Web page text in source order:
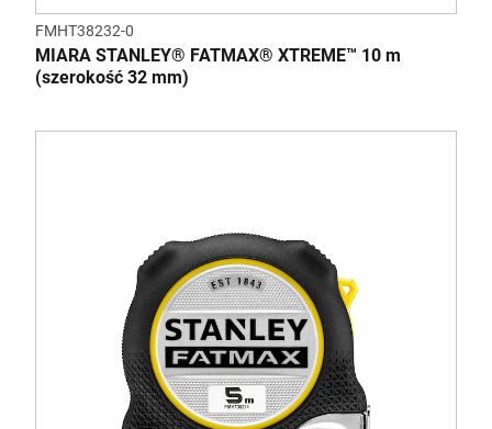
FMHT38232-0
MIARA STANLEY® FATMAX® XTREME™ 10 m
(szerokość 32 mm)